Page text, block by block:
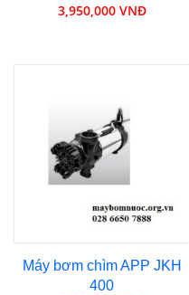
3,950,000 VNĐ
Máy bơm chìm APP JKH
400